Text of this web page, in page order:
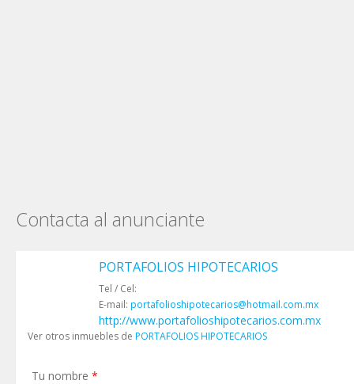
Contacta al anunciante
PORTAFOLIOS HIPOTECARIOS
Tel / Cel:
E-mail: portafolioshipotecarios@hotmail.com.mx
http://www.portafolioshipotecarios.com.mx
Ver otros inmuebles de PORTAFOLIOS HIPOTECARIOS
Tu nombre *